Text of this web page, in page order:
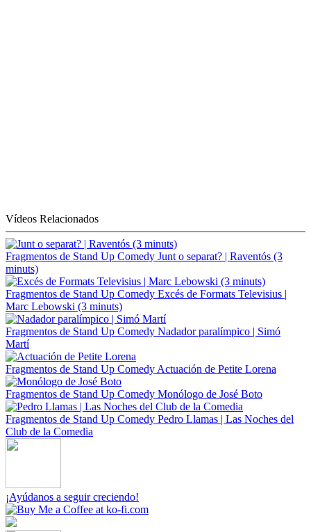
Vídeos Relacionados
Fragmentos de Stand Up Comedy Junt o separat? | Raventós (3
minuts)
Fragmentos de Stand Up Comedy Excés de Formats Televisius |
Marc Lebowski (3 minuts)
Fragmentos de Stand Up Comedy Nadador paralímpico | Simó
Martí
Fragmentos de Stand Up Comedy Actuación de Petite Lorena
Fragmentos de Stand Up Comedy Monólogo de José Boto
Fragmentos de Stand Up Comedy Pedro Llamas | Las Noches del
Club de la Comedia
¡Ayúdanos a seguir creciendo!